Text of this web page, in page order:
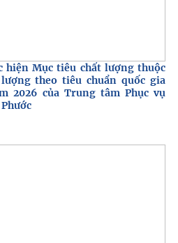
hiện Mục tiêu chất lượng thuộc
theo tiêu chuẩn quốc gia
2026 của Trung tâm Phục vụ